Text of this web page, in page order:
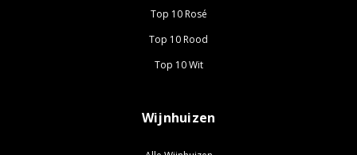
Top 10 Rosé
Top 10 Rood
Top 10 Wit
Wijnhuizen